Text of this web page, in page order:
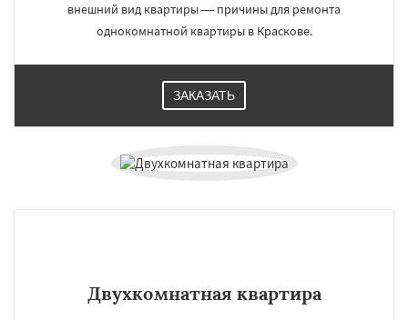
внешний вид квартиры — причины для ремонта
однокомнатной квартиры в Краскове.
ЗАКАЗАТЬ
Двухкомнатная квартира